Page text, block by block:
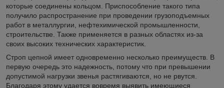
которые соединены кольцом. Приспособление такого типа
получило распространение при проведении грузоподъемных
работ в металлургии, нефтехимической промышленности,
строительстве. Также применяется в разных областях из-за
своих высоких технических характеристик.
Строп цепной имеет одновременно несколько преимуществ. В
первую очередь это надежность, потому что при превышении
допустимой нагрузки звенья растягиваются, но не рвутся.
Благодаря этому удается вовремя выявить имеющиеся